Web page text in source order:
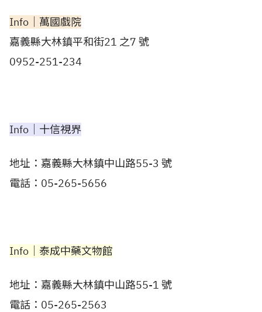
Info│萬國戲院
嘉義縣大林鎮平和街21 之7 號
0952-251-234
Info│ 十信視界
地址：嘉義縣大林鎮中山路55-3 號
電話：05-265-5656
Info│ 泰成中藥文物館
地址： 嘉義縣大林鎮中山路55-1 號
電話： 05-265-2563